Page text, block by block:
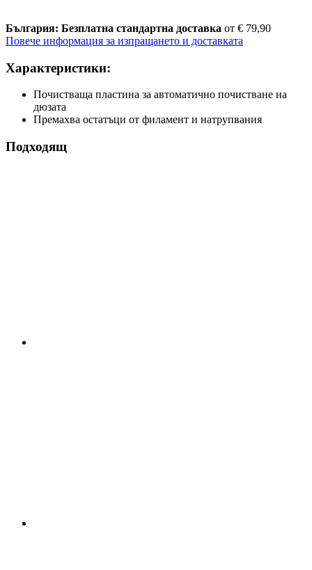
България: Безплатна стандартна доставка от € 79,90
Повече информация за изпращането и доставката
Характеристики:
Почистваща пластина за автоматично почистване на
дюзата
Премахва остатъци от филамент и натрупвания
Подходящ